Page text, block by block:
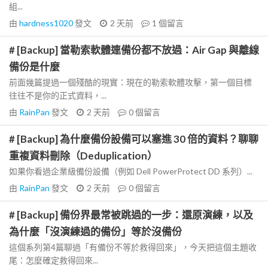
組...
由 hardness1020發文 2 天前 1 個留言
# [Backup] 當勒索軟體連備份都不放過：Air Gap 與離線
備份是什麼
前面幾篇提過一個殘酷的現實：現在的勒索軟體攻擊，第一個目標
往往不是你的正式資料，...
由 RainPan 發文 2 天前 0個留言
# [Backup] 為什麼備份設備可以塞進 30 倍的資料？聊聊
重複資料刪除（Deduplication）
如果你看過企業級備份設備（例如 Dell PowerProtect DD 系列）...
由 RainPan 發文 2 天前 0個留言
# [Backup] 備份界最常被跳過的一步：還原演練，以及
為什麼「沒演練過的備份」等於沒備份
這個系列第4篇聊過「有備份不等於救得回來」，今天把這個主題收
尾：怎麼確定救得回來...